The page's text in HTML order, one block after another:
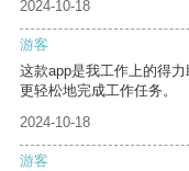
2024-10-18
游客
这款app是我工作上的得
更轻松地完成工作任务。
2024-10-18
游客